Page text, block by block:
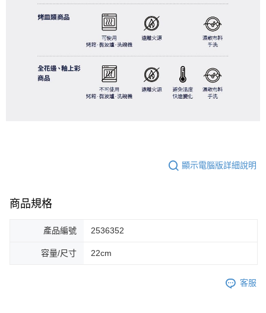
顯示電腦版詳細說明
商品規格
產品編號 2536352
容量/尺寸 22cm
客服